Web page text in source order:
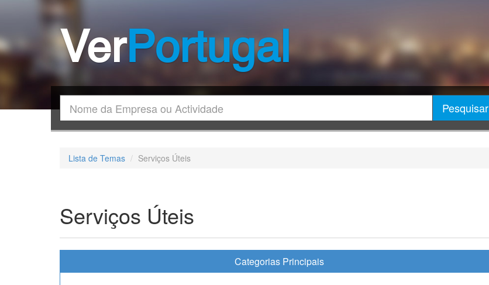
VerPortugal
Pesquisar
Lista de Temas Serviços Úteis
Serviços Úteis
Categorias Principais